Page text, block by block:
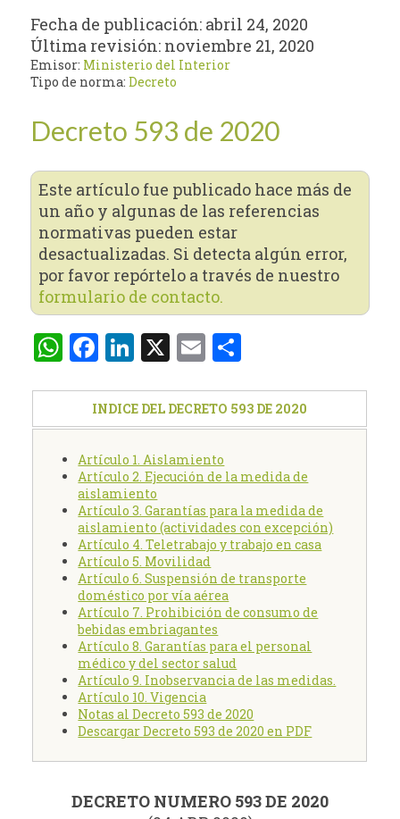
Fecha de publicación: abril 24, 2020
Última revisión: noviembre 21, 2020
Emisor: Ministerio del Interior
Tipo de norma:Decreto
Decreto 593 de 2020
Este artículo fue publicado hace más de
un año y algunas de las referencias
normativas pueden estar
desactualizadas. Si detecta algún error,
por favor repórtelo a través de nuestro
formulario de contacto.
WhatsApp
Facebook
LinkedIn
X Email
INDICE DEL DECRETO 593 DE 2020
Artículo 1. Aislamiento
Artículo 2. Ejecución de la medida de
aislamiento
Artículo 3. Garantías para la medida de
aislamiento (actividades con excepción)
Artículo 4. Teletrabajo y trabajo en casa
Artículo 5. Movilidad
Artículo 6. Suspensión de transporte
doméstico por vía aérea
Artículo 7. Prohibición de consumo de
bebidas embriagantes
Artículo 8. Garantías para el personal
médico y del sector salud
Artículo 9. Inobservancia de las medidas.
Artículo 10. Vigencia
Notas al Decreto 593 de 2020
Descargar Decreto 593 de 2020 en PDF
DECRETO NUMERO 593 DE 2020